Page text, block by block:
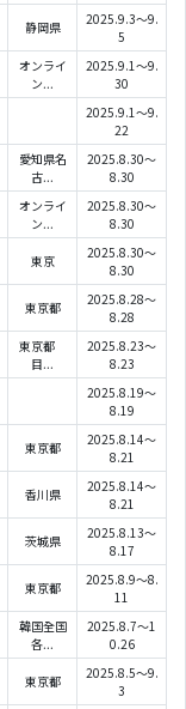
静岡県
2025.9.3～9.
5
オンライ
ン...
2025.9.1～9.
30
2025.9.1～9.
22
愛知県名
古...
2025.8.30～
8.30
オンライ
ン...
2025.8.30～
8.30
東京
2025.8.30～
8.30
東京都
2025.8.28～
8.28
東京都
目...
2025.8.23～
8.23
2025.8.19～
8.19
東京都
2025.8.14～
8.21
香川県
2025.8.14～
8.21
茨城県
2025.8.13～
8.17
東京都
2025.8.9～8.
11
韓国全国
各...
2025.8.7～1
0.26
東京都
2025.8.5～9.
3